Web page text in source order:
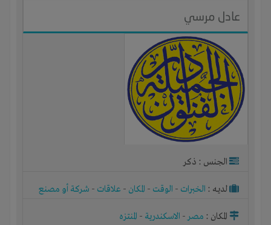
عادل مرسي
الجنس : ذكر
لديـه : الخبرات - الوقت - المكان - علاقات - شركة أو مصنع
المكان : مصر- الاسكندرية - المنتزه